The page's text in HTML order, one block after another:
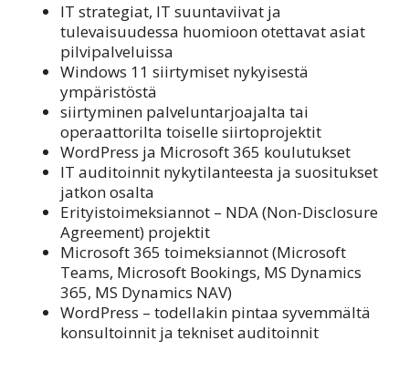
IT strategiat, IT suuntaviivat ja
tulevaisuudessa huomioon otettavat asiat
pilvipalveluissa
Windows 11 siirtymiset nykyisestä
ympäristöstä
siirtyminen palveluntarjoajalta tai
operaattorilta toiselle siirtoprojektit
WordPress ja Microsoft 365 koulutukset
IT auditoinnit nykytilanteesta ja suositukset
jatkon osalta
Erityistoimeksiannot – NDA (Non-Disclosure
Agreement) projektit
Microsoft 365 toimeksiannot (Microsoft
Teams, Microsoft Bookings, MS Dynamics
365, MS Dynamics NAV)
WordPress – todellakin pintaa syvemmältä
konsultoinnit ja tekniset auditoinnit